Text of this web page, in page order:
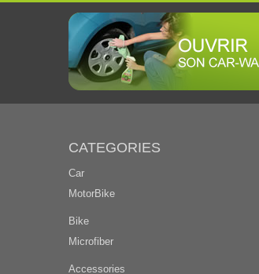
CATEGORIES
Car
MotorBike
Bike
Microfiber
Accessories